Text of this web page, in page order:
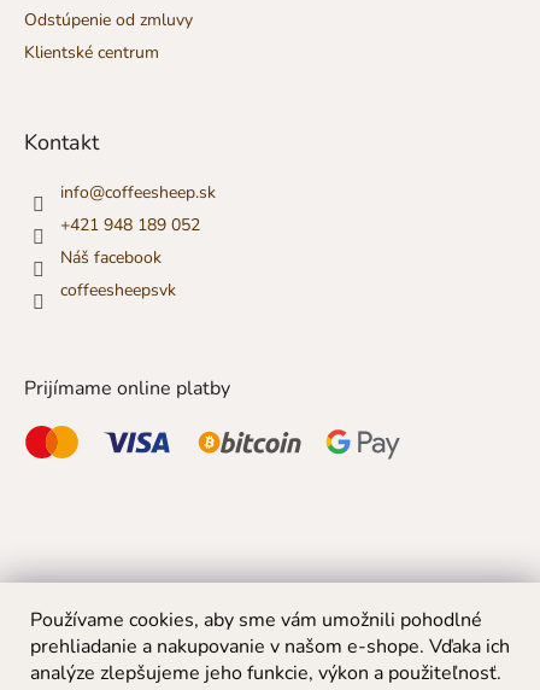
Používame cookies, aby sme vám umožnili pohodlné
prehliadanie a nakupovanie v našom e-shope. Vďaka ich
analýze zlepšujeme jeho funkcie, výkon a použiteľnosť.
Odstúpenie od zmluvy
Klientské centrum
Kontakt
info@coffeesheep.sk
+421 948 189 052
Náš facebook
coffeesheepsvk
Prijímame online platby